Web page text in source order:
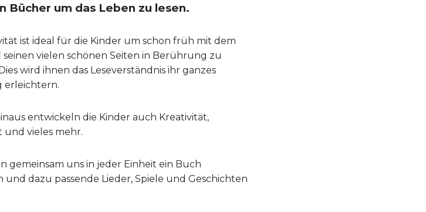
Bücher um das Leben zu lesen.
ist ideal für die Kinder um schon früh mit dem
seinen vielen schönen Seiten in Berührung zu
wird ihnen das Leseverständnis ihr ganzes
erleichtern.
entwickeln die Kinder auch Kreativität,
und vieles mehr.
gemeinsam uns in jeder Einheit ein Buch
und dazu passende Lieder, Spiele und Geschichten